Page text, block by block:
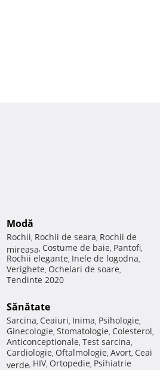
Modă
Rochii, Rochii de seara, Rochii de
mireasa, Costume de baie, Pantofi,
Rochii elegante, Inele de logodna,
Verighete, Ochelari de soare,
Tendinte 2020
Sănătate
Sarcina, Ceaiuri, Inima, Psihologie,
Ginecologie, Stomatologie, Colesterol,
Anticonceptionale, Test sarcina,
Cardiologie, Oftalmologie, Avort, Ceai
verde, HIV, Ortopedie, Psihiatrie